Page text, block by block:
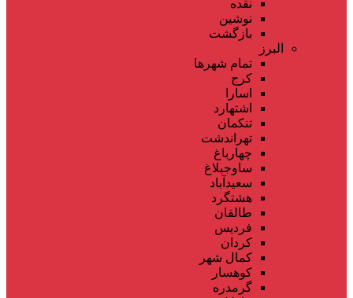
نقده
نوشین
بازگشت
البرز
تمام شهر‌ها
کرج
اسارا
اشتهارد
تنکمان
تهراندشت
چهارباغ
ساوجبلاغ
سعیدآباد
هشتگرد
طالقان
فردیس
کردان
کمال شهر
کوهسار
گرمدره